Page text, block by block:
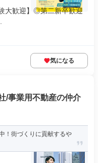
大歓迎】◎第二新卒歓迎
気になる
/事業用不動産の仲介
！街づくりに貢献するや